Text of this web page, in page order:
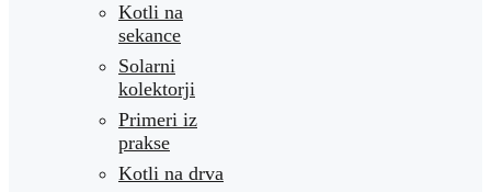
Kotli na
sekance
Solarni
kolektorji
Primeri iz
prakse
Kotli na drva